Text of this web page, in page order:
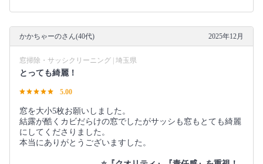
かかちゃーのさん(40代) 2025年12月
窓掃除・サッシクリーニング | 埼玉県
とっても綺麗！
5.00
窓を大小5枚お願いしました。
結露が酷くカビだらけの窓でしたがサッシも窓もとても綺麗
にしてくださりました。
本当にありがとうございますした。